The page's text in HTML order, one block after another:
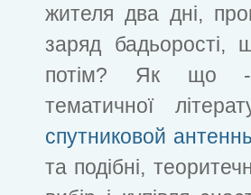
жителя два дні,
заряд
потім? Як що -
тематичної
спутниковой
та подібні,